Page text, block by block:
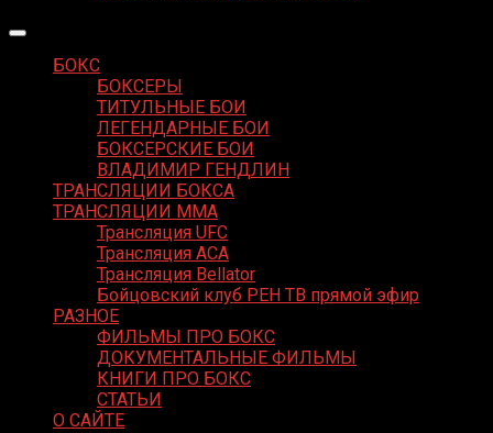
БОКС
БОКСЕРЫ
ТИТУЛЬНЫЕ БОИ
ЛЕГЕНДАРНЫЕ БОИ
БОКСЕРСКИЕ БОИ
ВЛАДИМИР ГЕНДЛИН
ТРАНСЛЯЦИИ БОКСА
ТРАНСЛЯЦИИ MMA
Трансляция UFC
Трансляция ACA
Трансляция Bellator
Бойцовский клуб РЕН ТВ прямой эфир
РАЗНОЕ
ФИЛЬМЫ ПРО БОКС
ДОКУМЕНТАЛЬНЫЕ ФИЛЬМЫ
КНИГИ ПРО БОКС
СТАТЬИ
О САЙТЕ